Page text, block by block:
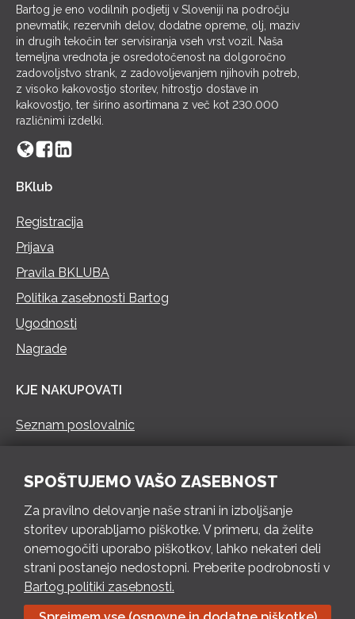
Bartog je eno vodilnih podjetij v Sloveniji na področju
pnevmatik, rezervnih delov, dodatne opreme, olj, maziv
in drugih tekočin ter servisiranja vseh vrst vozil. Naša
temeljna vrednota je osredotočenost na dolgoročno
zadovoljstvo strank, z zadovoljevanjem njihovih potreb,
z visoko kakovostjo storitev, hitrostjo dostave in
kakovostjo, ter širino asortimana z več kot 230.000
različnimi izdelki.
BKlub
Registracija
Prijava
Pravila BKLUBA
Politika zasebnosti Bartog
Ugodnosti
Nagrade
KJE NAKUPOVATI
Seznam poslovalnic
PON – PET 8 – 18 h / SOB 8 – 12 h
Pošlji e-mail
Izpolni kontaktni obrazec
SPOŠTUJEMO VAŠO ZASEBNOST
Za pravilno delovanje naše strani in izboljšanje
storitev uporabljamo piškotke. V primeru, da želite
onemogočiti uporabo piškotkov, lahko nekateri deli
strani postanejo nedostopni. Preberite podrobnosti v
Bartog politiki zasebnosti.